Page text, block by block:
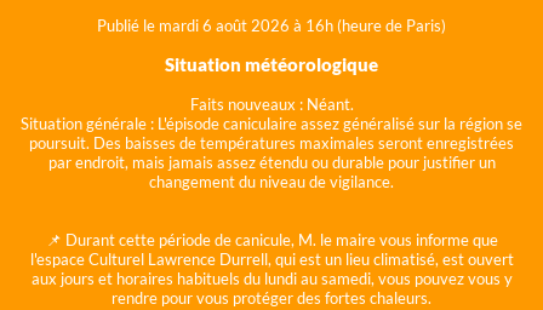
Publié le mardi 6 août 2026 à 16h (heure de Paris)
Situation météorologique
Faits nouveaux : Néant.
Situation générale : L'épisode caniculaire assez généralisé sur la région se
poursuit. Des baisses de températures maximales seront enregistrées
par endroit, mais jamais assez étendu ou durable pour justifier un
changement du niveau de vigilance.
📌 Durant cette période de canicule, M. le maire vous informe que
l'espace Culturel Lawrence Durrell, qui est un lieu climatisé, est ouvert
aux jours et horaires habituels du lundi au samedi, vous pouvez vous y
rendre pour vous protéger des fortes chaleurs.